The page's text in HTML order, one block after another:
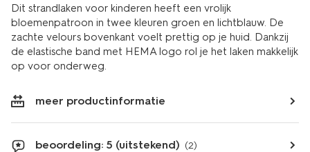
Dit strandlaken voor kinderen heeft een vrolijk
bloemenpatroon in twee kleuren groen en lichtblauw. De
zachte velours bovenkant voelt prettig op je huid. Dankzij
de elastische band met HEMA logo rol je het laken makkelijk
op voor onderweg.
meer productinformatie
beoordeling: 5 (uitstekend) (2)